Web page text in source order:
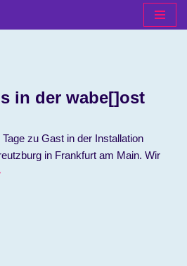
in der wabe[]ost
zu Gast in der Installation
in Frankfurt am Main. Wir